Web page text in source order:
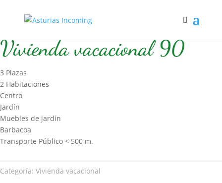
Vivienda vacacional 90
3 Plazas
2 Habitaciones
Centro
Jardín
Muebles de jardín
Barbacoa
Transporte Público < 500 m.
Categoría: Vivienda vacacional